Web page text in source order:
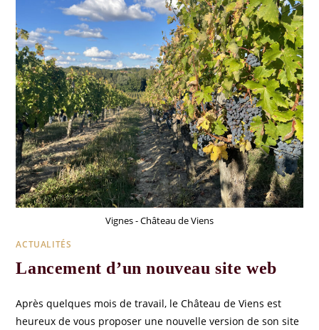
Vignes - Château de Viens
ACTUALITÉS
Lancement d’un nouveau site web
Après quelques mois de travail, le Château de Viens est
heureux de vous proposer une nouvelle version de son site